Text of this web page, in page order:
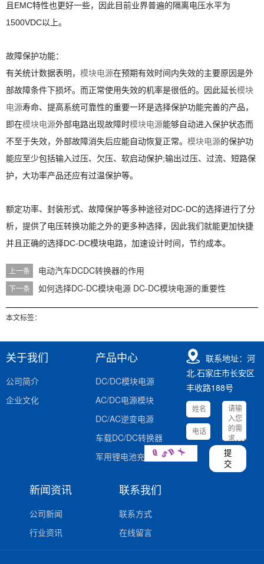
且EMC特性也更好一些，因此目前业界普遍的隔离电压水平为
1500VDC以上。
故障保护功能：
有关统计数据表明， 模块电源在预期有效时间内失效的主要原因是外
部故障条件下损坏。而正常使用失效的机率是很低的。因此延长模块
电源寿命、提高系统可靠性的重要一环是选择保护功能完善的产品，
即在模块电源外部电路出现故障时模块电源能够自动进入保护状态而
不至于失效，外部故障消失后应能自动恢复正常。 模块电源的保护功
能应至少包括输入过压、欠压、软启动保护;输出过压、过流、短路保
护，大功率产品还应有过温保护等。
额定功率、封装形式、故障保护等多种途径对DC-DC的选择进行了分
析，提供了电压转换功能之外的更多种选择，因此我们就能更加快捷
并且正确的选择DC-DC模块电路，加速设计时间，节约成本。
上一条 电动汽车DCDC转换器的作用
下一条 如何选择DC-DC模块电源 DC-DC模块电源的重要性
本文标签：
关于我们
公司简介
企业文化
产品中心
DC/DC模块电源
AC/DC电源模块
DC/AC逆变电源
车载DC/DC转换器
军用锂电池充电器
新闻资讯
公司新闻
行业资讯
联系我们
联系方式
在线留言
联系地址：河
北.石家庄市长安区
丰收路188号
提
交